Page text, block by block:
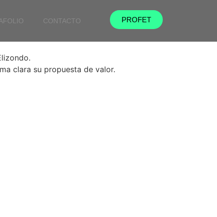
CONTACTO PROFET
clara su propuesta de valor.